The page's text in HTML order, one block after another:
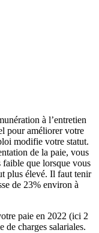
à l’entretien
pour améliorer votre
modifie votre statut.
de la paie, vous
faible que lorsque vous
plus élevé. Il faut tenir
de 23% environ à
paie en 2022 (ici 2
de charges salariales.